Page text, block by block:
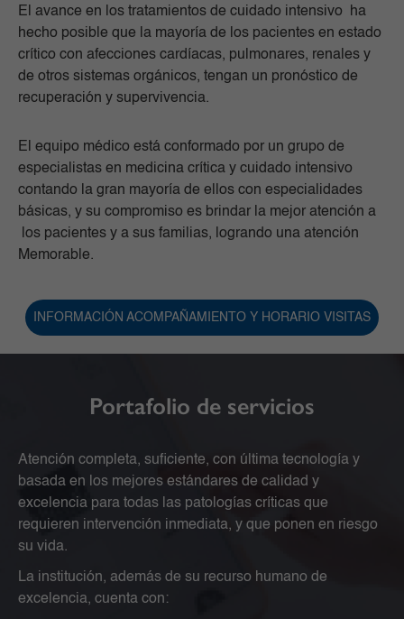
El avance en los tratamientos de cuidado intensivo ha
hecho posible que la mayoría de los pacientes en estado
crítico con afecciones cardíacas, pulmonares, renales y
de otros sistemas orgánicos, tengan un pronóstico de
recuperación y supervivencia.
El equipo médico está conformado por un grupo de
especialistas en medicina crítica y cuidado intensivo
contando la gran mayoría de ellos con especialidades
básicas, y su compromiso es brindar la mejor atención a
los pacientes y a sus familias, logrando una atención
Memorable.
INFORMACIÓN ACOMPAÑAMIENTO Y HORARIO VISITAS
Portafolio de servicios
Atención completa, suficiente, con última tecnología y
basada en los mejores estándares de calidad y
excelencia para todas las patologías críticas que
requieren intervención inmediata, y que ponen en riesgo
su vida.
La institución, además de su recurso humano de
excelencia, cuenta con: